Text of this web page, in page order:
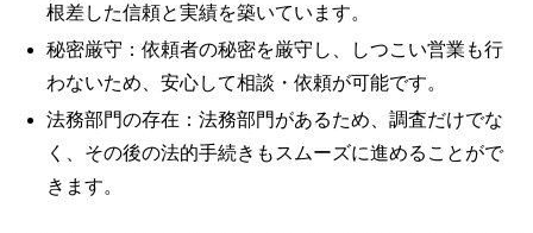
根差した信頼と実績を築いています。
秘密厳守：依頼者の秘密を厳守し、しつこい営業も行
わないため、安心して相談・依頼が可能です。
法務部門の存在：法務部門があるため、調査だけでな
く、その後の法的手続きもスムーズに進めることがで
きます。